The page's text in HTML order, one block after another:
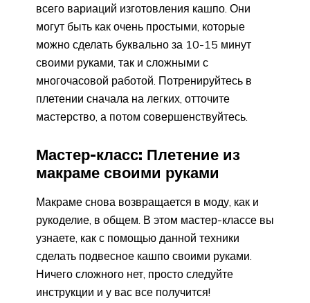
всего вариаций изготовления кашпо. Они
могут быть как очень простыми, которые
можно сделать буквально за 10-15 минут
своими руками, так и сложными с
многочасовой работой. Потренируйтесь в
плетении сначала на легких, отточите
мастерство, а потом совершенствуйтесь.
Мастер-класс: Плетение из
макраме своими руками
Макраме снова возвращается в моду, как и
рукоделие, в общем. В этом мастер-классе вы
узнаете, как с помощью данной техники
сделать подвесное кашпо своими руками.
Ничего сложного нет, просто следуйте
инструкции и у вас все получится!